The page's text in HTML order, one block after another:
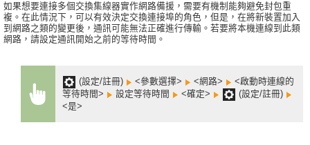
如果想要連接多個交換集線器實作網路備援，需要有機制能夠避免封包重
複。在此情況下，可以有效決定交換連接埠的角色，但是，在將新裝置加入
到網路之類的變更後，通訊可能無法正確進行傳輸。若要將本機連線到此類
網路，請設定通訊開始之前的等待時間。
(設定/註冊) <參數選擇> <網路>
<啟動時連線的
等待時間>
設定等待時間 <確定>
(設定/註冊)
<是>